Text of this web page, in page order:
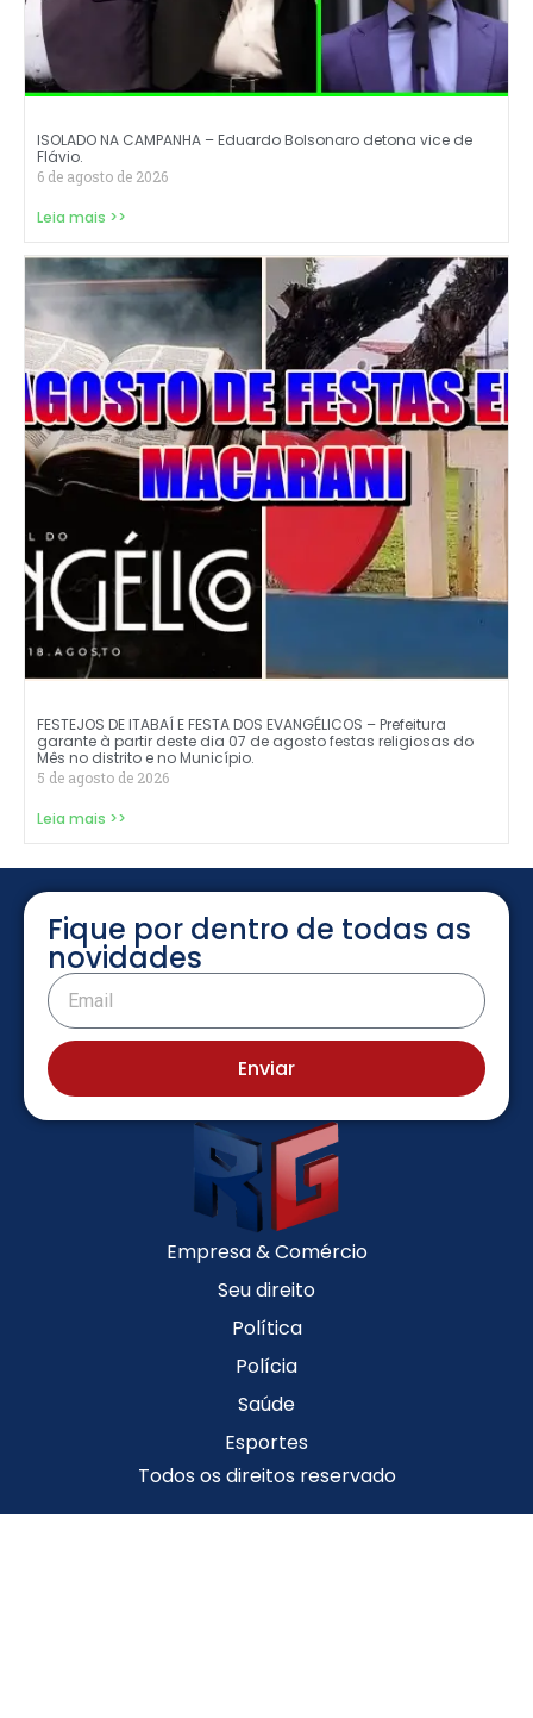
ISOLADO NA CAMPANHA – Eduardo Bolsonaro detona vice de
Flávio.
6 de agosto de 2026
Leia mais >>
FESTEJOS DE ITABAÍ E FESTA DOS EVANGÉLICOS – Prefeitura
garante à partir deste dia 07 de agosto festas religiosas do
Mês no distrito e no Município.
5 de agosto de 2026
Leia mais >>
Fique por dentro de todas as
novidades
Enviar
Empresa & Comércio
Seu direito
Política
Polícia
Saúde
Esportes
Todos os direitos reservado